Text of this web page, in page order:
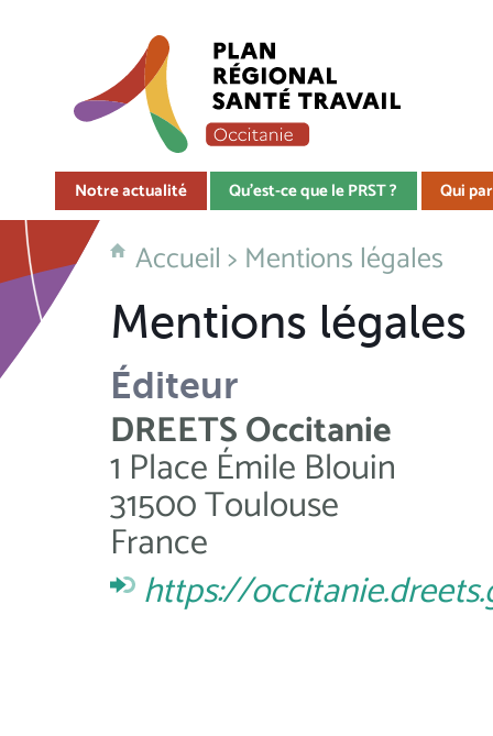
Notre actualité Qu'est-ce que le PRST ? Qui
Accueil> Mentions légales
Mentions légales
Éditeur
DREETS Occitanie
1 Place Émile Blouin
31500 Toulouse
France
https://